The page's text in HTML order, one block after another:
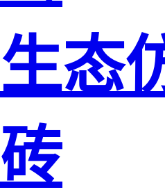
生态
砖